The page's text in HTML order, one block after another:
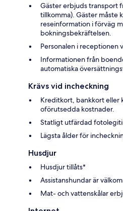
Gäster erbjuds transport
tillkomma). Gäster måste
reseinformation i förväg
bokningsbekräftelsen.
Personalen i receptionen
Informationen från
automatiska
Krävs vid incheckning
Kreditkort, bankkort eller
oförutsedda kostnader.
Statligt utfärdad
Lägsta ålder för
Husdjur
Husdjur tillåts*
Assistanshundar är
Mat- och vattenskålar